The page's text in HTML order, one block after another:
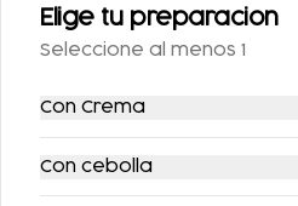
SIDRAL LIGHT 355ML
Elige tu preparacion
Seleccione al menos 1
Con Crema
Con cebolla